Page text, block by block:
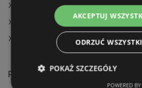
Aktualne gazetki Eurocash
Aktualne gazetki Netto
Aktualne gazetki Żabka
Podobne sklepy detaliczne
AKCEPTUJ
ODRZUĆ
POKAŻ SZCZEGÓŁY
POWERED